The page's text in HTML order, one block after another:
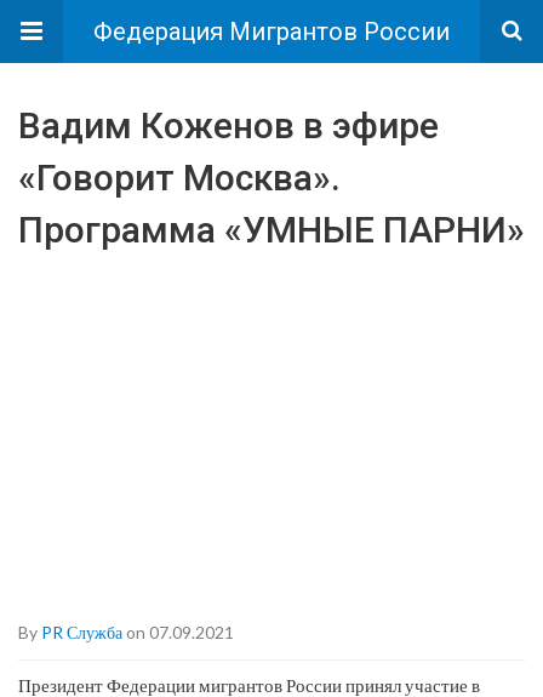
Федерация Мигрантов России
Вадим Коженов в эфире
«Говорит Москва».
Программа «УМНЫЕ ПАРНИ»
By PR Службаon 07.09.2021
Президент Федерации мигрантов России принял участие в